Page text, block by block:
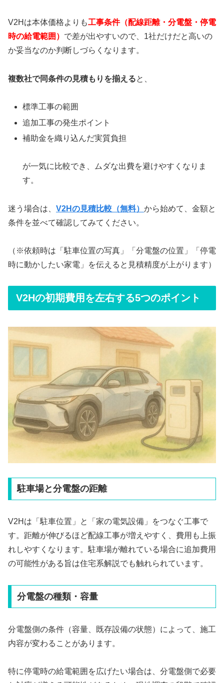
V2Hは本体価格よりも工事条件（配線距離・分電盤・停電
時の給電範囲） で差が出やすいので、1社だけだと高いの
か妥当なのか判断しづらくなります。
複数社で同条件の見積もりを揃えると、
標準工事の範囲
追加工事の発生ポイント
補助金を織り込んだ実質負担
が一気に比較でき、ムダな出費を避けやすくなりま
す。
迷う場合は、 V2Hの見積比較（無料） から始めて、金額と
条件を並べて確認してみてください。
（※依頼時は「駐車位置の写真」「分電盤の位置」「停電
時に動かしたい家電」を伝えると見積精度が上がります）
V2Hの初期費用を左右する5つのポイント
駐車場と分電盤の距離
V2Hは「駐車位置」と「家の電気設備」をつなぐ工事で
す。距離が伸びるほど配線工事が増えやすく、費用も上振
れしやすくなります。駐車場が離れている場合に追加費用
の可能性がある旨は住宅系解説でも触れられています。
分電盤の種類・容量
分電盤側の条件（容量、既存設備の状態）によって、施工
内容が変わることがあります。
特に停電時の給電範囲を広げたい場合は、分電盤側で必要